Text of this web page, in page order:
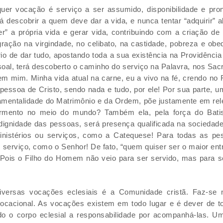
vocação é serviço a ser assumido, disponibilidade e
a quem deve dar a vida, e nunca tentar “adquirir”
a própria vida e gerar vida, contribuindo com a criação
na virgindade, no celibato, na castidade, pobreza e
de dar tudo, apostando toda a sua existência na
terá descoberto o caminho do serviço na Palavra, nos
mim. Minha vida atual na carne, eu a vivo na fé, crendo no
de Cristo, sendo nada e tudo, por ele! Por sua parte,
do Matrimônio e da Ordem, põe justamente em
no meio do mundo? Também ela, pela força do
das pessoas, será presença qualificada na
ou serviços, como a Catequese! Para todas as
como o Senhor! De fato, “quem quiser ser o maior
o Filho do Homem não veio para ser servido, mas para
vocações eclesiais é a Comunidade cristã. Faz-se
As vocações existem em todo lugar e é dever de
o corpo eclesial a responsabilidade por acompanhá-las.